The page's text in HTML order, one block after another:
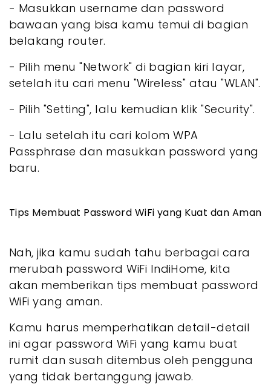
- Masukkan username dan password
bawaan yang bisa kamu temui di bagian
belakang router.
- Pilih menu "Network" di bagian kiri layar,
setelah itu cari menu "Wireless" atau "WLAN".
- Pilih "Setting", lalu kemudian klik "Security".
- Lalu setelah itu cari kolom WPA
Passphrase dan masukkan password yang
baru.
Tips Membuat Password WiFi yang Kuat dan Aman
Nah, jika kamu sudah tahu berbagai cara
merubah password WiFi IndiHome, kita
akan memberikan tips membuat password
WiFi yang aman.
Kamu harus memperhatikan detail-detail
ini agar password WiFi yang kamu buat
rumit dan susah ditembus oleh pengguna
yang tidak bertanggung jawab.